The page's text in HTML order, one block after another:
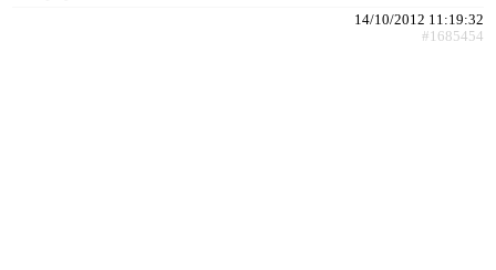
14/10/2012 11:19:32
#1685454